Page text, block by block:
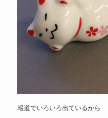
報道でいろいろ出ているから